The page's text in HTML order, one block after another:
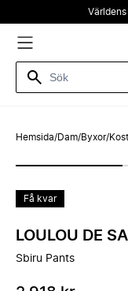
Hemsida/Dam/Byxor/
Få kvar
LOULOU DE
Sbiru Pants